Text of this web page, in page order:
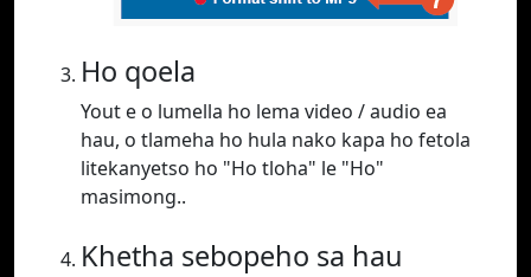
Ho qoela
Yout e o lumella ho lema video / audio ea
hau, o tlameha ho hula nako kapa ho fetola
litekanyetso ho "Ho tloha" le "Ho"
masimong..
Khetha sebopeho sa hau